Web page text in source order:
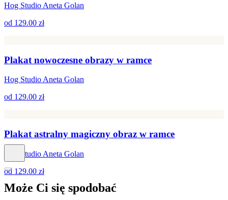
Hog Studio Aneta Golan
od 129.00 zł
Plakat nowoczesne obrazy w ramce
Hog Studio Aneta Golan
od 129.00 zł
Plakat astralny magiczny obraz w ramce
Hog Studio Aneta Golan
od 129.00 zł
Może Ci się spodobać